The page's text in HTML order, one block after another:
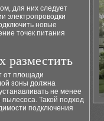
для них следует
электропроводки
новые
точек питания
разместить
от площади
зоны должна
не менее
Такой подход
подключения